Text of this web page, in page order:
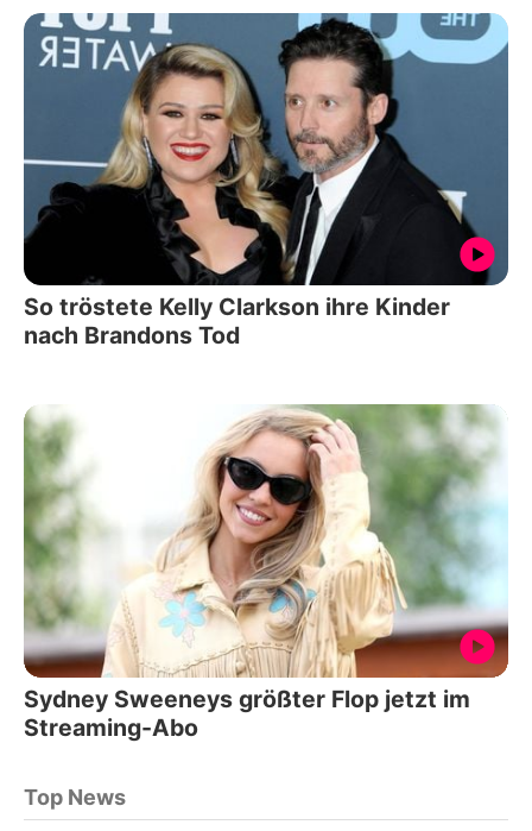
So tröstete Kelly Clarkson ihre Kinder
nach Brandons Tod
Sydney Sweeneys größter Flop jetzt im
Streaming-Abo
Top News